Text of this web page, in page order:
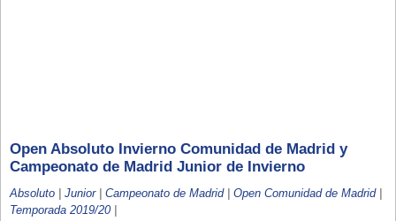
Open Absoluto Invierno Comunidad de Madrid y
Campeonato de Madrid Junior de Invierno
Absoluto | Junior| Campeonato de Madrid| Open Comunidad de Madrid|
Temporada 2019/20 |